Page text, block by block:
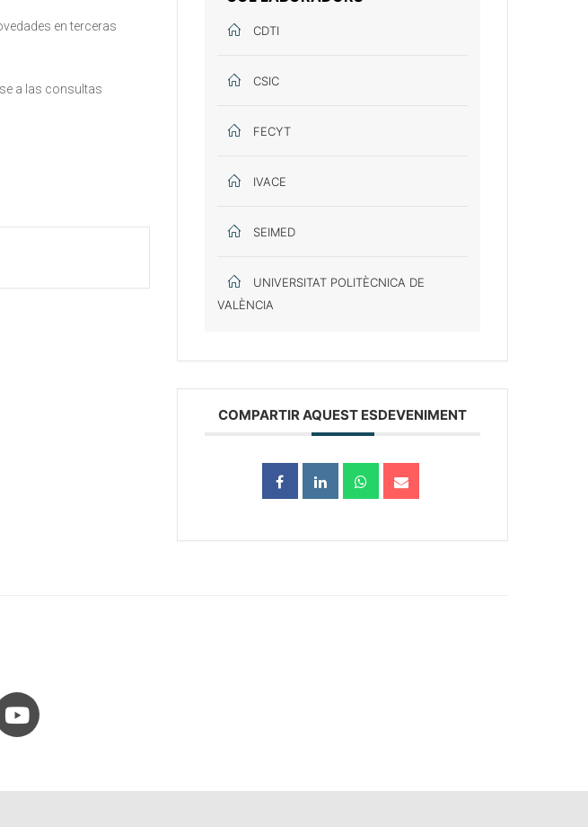
en terceras
a las consultas
CDTI
CSIC
FECYT
IVACE
SEIMED
UNIVERSITAT POLITÈCNICA DE
VALÈNCIA
COMPARTIR AQUEST ESDEVENIMENT